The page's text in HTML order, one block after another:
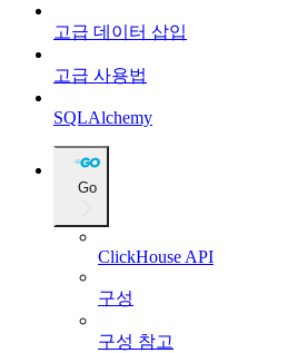
고급 데이터 삽입
고급 사용법
SQLAlchemy
Go
ClickHouse API
구성
구성 참고